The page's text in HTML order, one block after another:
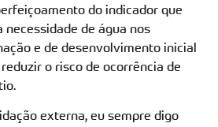
do indicador que
necessidade de água nos
e de desenvolvimento inicial
o risco de ocorrência de
externa, eu sempre digo